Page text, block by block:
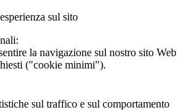
sul sito
la navigazione sul nostro sito Web
("cookie minimi").
sul traffico e sul comportamento